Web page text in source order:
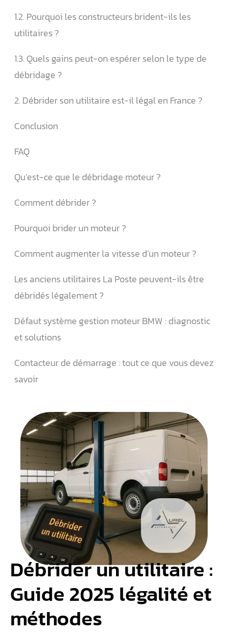
1.2. Pourquoi les constructeurs brident-ils les
utilitaires ?
1.3. Quels gains peut-on espérer selon le type de
débridage ?
2. Débrider son utilitaire est-il légal en France ?
Conclusion
FAQ
Qu’est-ce que le débridage moteur ?
Comment débrider ?
Pourquoi brider un moteur ?
Comment augmenter la vitesse d’un moteur ?
Les anciens utilitaires La Poste peuvent-ils être
débridés légalement ?
Défaut système gestion moteur BMW : diagnostic
et solutions
Contacteur de démarrage : tout ce que vous devez
savoir
Débrider un utilitaire :
Guide 2025 légalité et
méthodes